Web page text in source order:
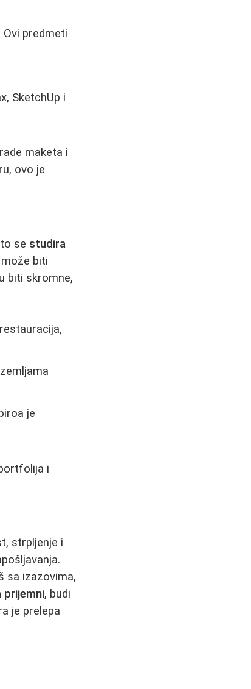
predmeti
SketchUp i
maketa i
ovo je
se studira
biti
biti skromne,
je
i
strpljenje i
sa izazovima,
prijemni, budi
je prelepa